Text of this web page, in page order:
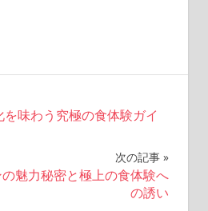
味わう究極の食体験ガイ
次の記事
魅力秘密と極上の食体験へ
の誘い